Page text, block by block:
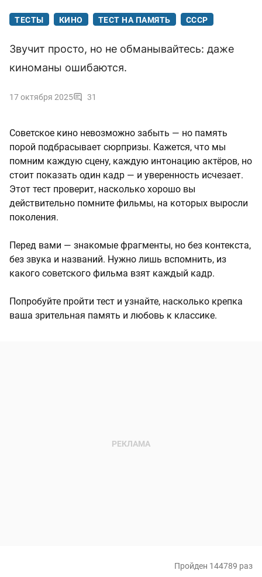
ТЕСТЫ КИНО ТЕСТ НА ПАМЯТЬ СССР
Звучит просто, но не обманывайтесь: даже
киноманы ошибаются.
17 октября 2025 31
Советское кино невозможно забыть — но память
порой подбрасывает сюрпризы. Кажется, что мы
помним каждую сцену, каждую интонацию актёров, но
стоит показать один кадр — и уверенность исчезает.
Этот тест проверит, насколько хорошо вы
действительно помните фильмы, на которых выросли
поколения.
Перед вами — знакомые фрагменты, но без контекста,
без звука и названий. Нужно лишь вспомнить, из
какого советского фильма взят каждый кадр.
Попробуйте пройти тест и узнайте, насколько крепка
ваша зрительная память и любовь к классике.
Пройден 144789 раз